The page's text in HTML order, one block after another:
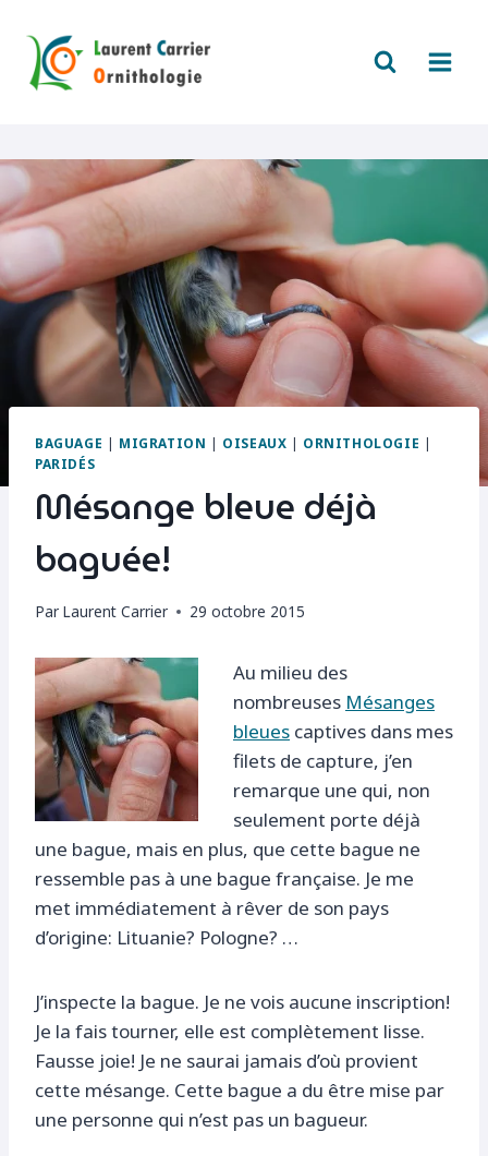
contenu
BAGUAGE | MIGRATION | OISEAUX | ORNITHOLOGIE |
PARIDÉS
Mésange bleue déjà
baguée!
Par Laurent Carrier 29 octobre 2015
Au milieu des
nombreuses Mésanges
bleues captives dans mes
filets de capture, j’en
remarque une qui, non
seulement porte déjà
une bague, mais en plus, que cette bague ne
ressemble pas à une bague française. Je me
met immédiatement à rêver de son pays
d’origine: Lituanie? Pologne? …
J’inspecte la bague. Je ne vois aucune inscription!
Je la fais tourner, elle est complètement lisse.
Fausse joie! Je ne saurai jamais d’où provient
cette mésange. Cette bague a du être mise par
une personne qui n’est pas un bagueur.